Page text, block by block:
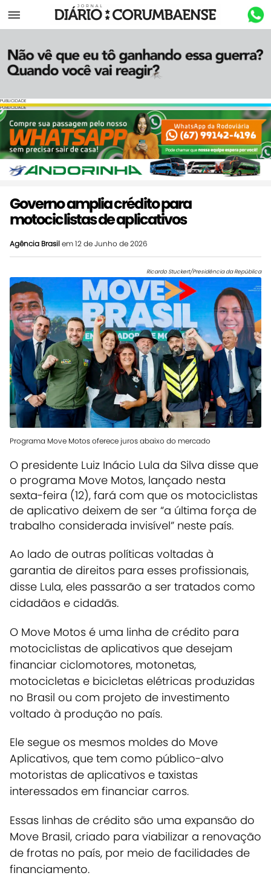
Menu
PUBLICIDADE
PUBLICIDADE
Governo amplia crédito para
motociclistas de aplicativos
Agência Brasilem 12 de Junho de 2026
Ricardo Stuckert/Presidência da República
Programa Move Motos oferece juros abaixo do mercado
O presidente Luiz Inácio Lula da Silva disse que
o programa Move Motos, lançado nesta
sexta-feira (12), fará com que os motociclistas
de aplicativo deixem de ser “a última força de
trabalho considerada invisível” neste país.
Ao lado de outras políticas voltadas à
garantia de direitos para esses profissionais,
disse Lula, eles passarão a ser tratados como
cidadãos e cidadãs.
O Move Motos é uma linha de crédito para
motociclistas de aplicativos que desejam
financiar ciclomotores, motonetas,
motocicletas e bicicletas elétricas produzidas
no Brasil ou com projeto de investimento
voltado à produção no país.
Ele segue os mesmos moldes do Move
Aplicativos, que tem como público-alvo
motoristas de aplicativos e taxistas
interessados em financiar carros.
Essas linhas de crédito são uma expansão do
Move Brasil, criado para viabilizar a renovação
de frotas no país, por meio de facilidades de
financiamento.